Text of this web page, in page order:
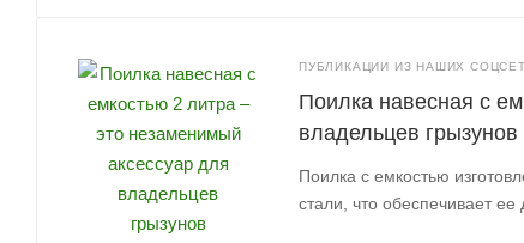
ПУБЛИКАЦИИ ИЗ НАШИХ
Поилка навесная с
владельцев грызунов
Поилка с емкостью
стали, что обеспечивает ее